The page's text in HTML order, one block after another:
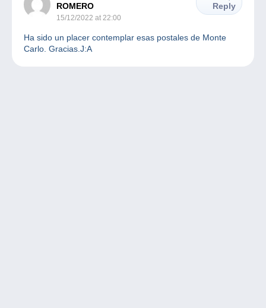
ROMERO
15/12/2022 at 22:00
Reply
Ha sido un placer contemplar esas postales de Monte
Carlo. Gracias.J:A